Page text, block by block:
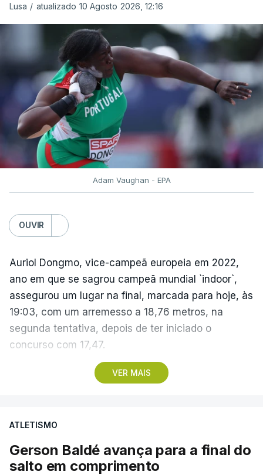
Lusa / atualizado 10 Agosto 2026, 12:16
Adam Vaughan - EPA
OUVIR
VER MAIS
Auriol Dongmo, vice-campeã europeia em 2022,
ano em que se sagrou campeã mundial `indoor`,
assegurou um lugar na final, marcada para hoje, às
19:03, com um arremesso a 18,76 metros, na
segunda tentativa, depois de ter iniciado o
concurso com 17,47.
A sua companheira no Sporting Jessica Inchude
centímetros da marca de apuramento direto logo
nulo.
ATLETISMO
Gerson Baldé avança para a final do
salto em comprimento